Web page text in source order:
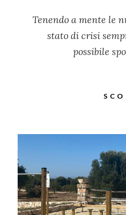
Tenendo a mente le
stato di crisi
possibile